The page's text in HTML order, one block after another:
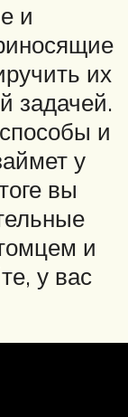
и
их
задачей.
и
у
вы
и
у вас